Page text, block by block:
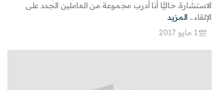
الاستشارة. حاليًّا أنا أدرب مجموعة من العاملين الجدد على
الإلقاء .. المزيد
1 مايو 2017